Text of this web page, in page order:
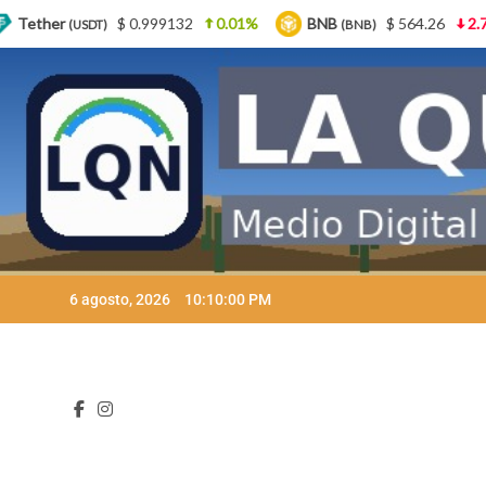
6 agosto, 2026 10:10:02 PM
0.01% BNB(BNB) $ 564.26 2.77% USDC(USDC) $